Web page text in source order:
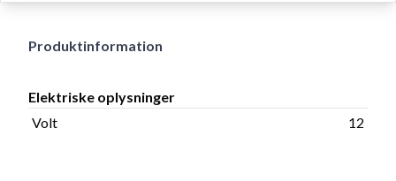
Produktinformation
Elektriske oplysninger
Volt
12